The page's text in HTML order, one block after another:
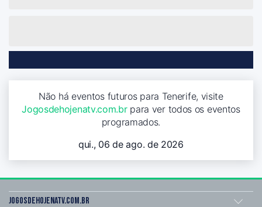
Não há eventos futuros para Tenerife, visite
Jogosdehojenatv.com.brpara ver todos os eventos
programados.
qui., 06 de ago. de 2026
Jogosdehojenatv.com.br